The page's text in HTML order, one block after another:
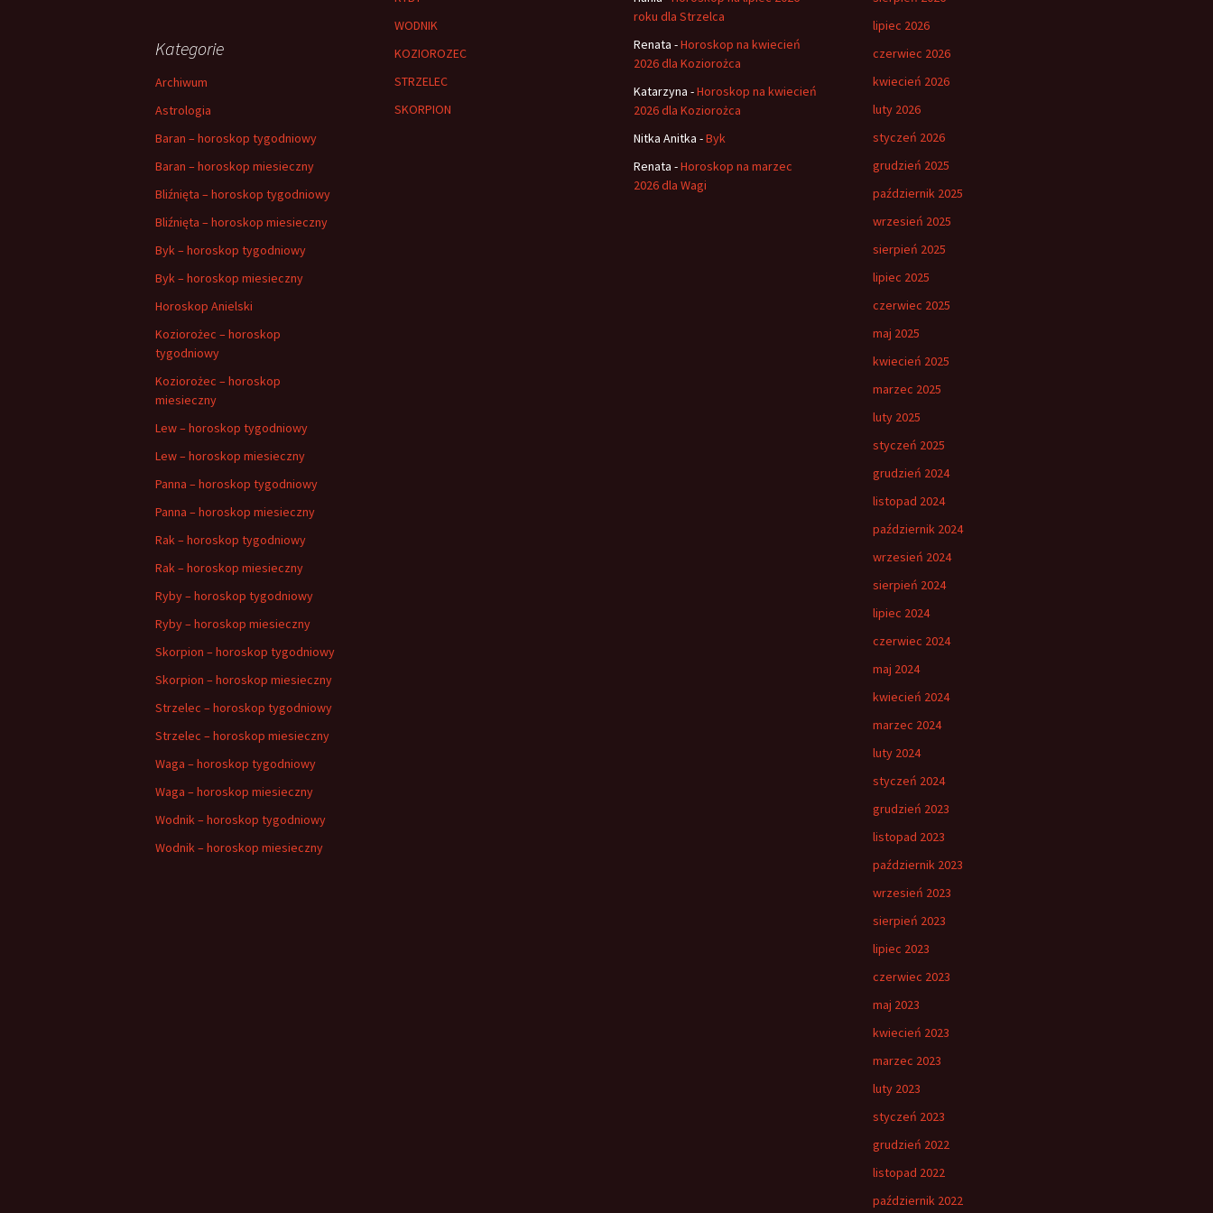
WODNIK
KOZIOROZEC
STRZELEC
SKORPION
roku dla Strzelca
Renata -Horoskop na kwiecień
2026 dla Koziorożca
Katarzyna -Horoskop na kwiecień
2026 dla Koziorożca
Nitka Anitka -Byk
Renata -Horoskop na marzec
2026 dla Wagi
lipiec 2026
czerwiec 2026
kwiecień 2026
luty 2026
styczeń 2026
grudzień 2025
październik 2025
wrzesień 2025
sierpień 2025
lipiec 2025
czerwiec 2025
maj 2025
kwiecień 2025
marzec 2025
luty 2025
styczeń 2025
grudzień 2024
listopad 2024
październik 2024
wrzesień 2024
sierpień 2024
lipiec 2024
czerwiec 2024
maj 2024
kwiecień 2024
marzec 2024
luty 2024
styczeń 2024
grudzień 2023
listopad 2023
październik 2023
wrzesień 2023
sierpień 2023
lipiec 2023
czerwiec 2023
maj 2023
kwiecień 2023
marzec 2023
luty 2023
styczeń 2023
grudzień 2022
listopad 2022
październik 2022
Kategorie
Archiwum
Astrologia
Baran – horoskop tygodniowy
Baran – horoskop miesieczny
Bliźnięta – horoskop tygodniowy
Bliźnięta – horoskop miesieczny
Byk – horoskop tygodniowy
Byk – horoskop miesieczny
Horoskop Anielski
Koziorożec – horoskop
tygodniowy
Koziorożec – horoskop
miesieczny
Lew – horoskop tygodniowy
Lew – horoskop miesieczny
Panna – horoskop tygodniowy
Panna – horoskop miesieczny
Rak – horoskop tygodniowy
Rak – horoskop miesieczny
Ryby – horoskop tygodniowy
Ryby – horoskop miesieczny
Skorpion – horoskop tygodniowy
Skorpion – horoskop miesieczny
Strzelec – horoskop tygodniowy
Strzelec – horoskop miesieczny
Waga – horoskop tygodniowy
Waga – horoskop miesieczny
Wodnik – horoskop tygodniowy
Wodnik – horoskop miesieczny